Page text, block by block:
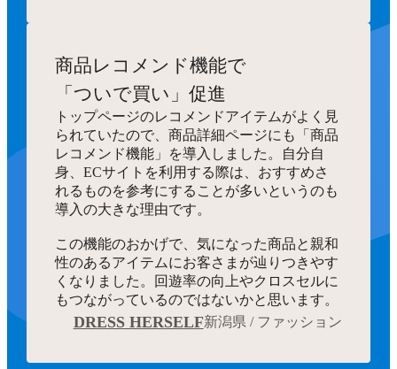
商品レコメンド機能で
「ついで買い」促進
トップページのレコメンドアイテムがよく見
られていたので、商品詳細ページにも「商品
レコメンド機能」を導入しました。自分自
身、ECサイトを利用する際は、おすすめさ
れるものを参考にすることが多いというのも
導入の大きな理由です。
この機能のおかげで、気になった商品と親和
性のあるアイテムにお客さまが辿りつきやす
くなりました。回遊率の向上やクロスセルに
もつながっているのではないかと思います。
DRESS HERSELF新潟県 / ファッション